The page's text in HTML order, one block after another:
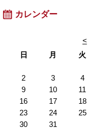
カレンダー
<
日
月 火
2
3 4
9
10 11
16
17 18
23
24 25
30
31